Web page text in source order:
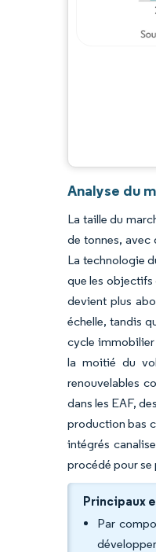
Analyse du
La taille du
de tonnes, avec
La technologie
que les objectifs
devient plus
échelle, tandis
cycle immobilier
la moitié du
renouvelables
dans les EAF,
production bas
intégrés
procédé pour se
Principaux
Par